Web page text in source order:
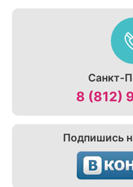
Санкт-
8 (812)
Подпишись